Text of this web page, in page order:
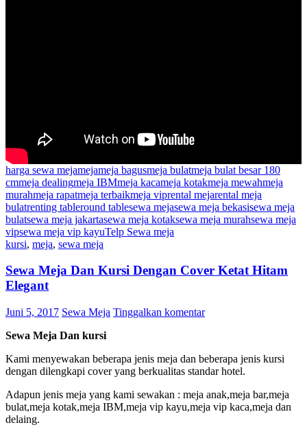
harga sewa mejamejameja bagusmeja bulatmeja bulat besar 180
cmmeja dealingmeja IBMmeja kacameja kotakmeja mewahmeja
murahmeja rapatmeja terbaikmeja viprental mejarental meja
bulatrenting tableround tablesewa mejasewa meja bekasisewa meja
bulatsewa meja jakartasewa meja kotaksewa meja murahsewa meja
vipsewa meja vip kayuTelp Sewa meja
kursi, meja, sewa meja
Sewa Meja Dan Kursi Dengan Cover Ketat Hitam
Elegant
Juni 5, 2017 Sewa Meja Tinggalkan komentar
Sewa Meja Dan kursi
Kami menyewakan beberapa jenis meja dan beberapa jenis kursi
dengan dilengkapi cover yang berkualitas standar hotel.
Adapun jenis meja yang kami sewakan : meja anak,meja bar,meja
bulat,meja kotak,meja IBM,meja vip kayu,meja vip kaca,meja dan
delaing.